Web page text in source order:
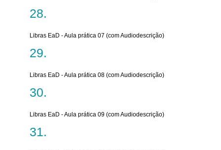
Libras EaD - Aula prática 07 (com Audiodescrição)
Libras EaD - Aula prática 08 (com Audiodescrição)
Libras EaD - Aula prática 09 (com Audiodescrição)